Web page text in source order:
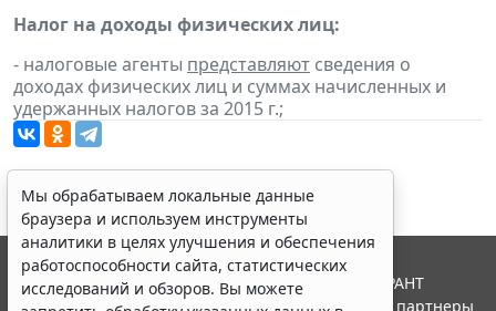
Налог на доходы физических лиц:
- налоговые агенты представляют сведения о
доходах физических лиц и суммах начисленных и
удержанных налогов за 2015 г.;
Мы обрабатываем локальные данные
браузера и используем инструменты
аналитики в целях улучшения и обеспечения
работоспособности сайта, статистических
исследований и обзоров. Вы можете
© ООО "НПП "ГАРАНТ-СЕРВИС", 2026. Система ГАРАНТ
выпускается с 1990 года. Компания "Гарант" и ее партнеры